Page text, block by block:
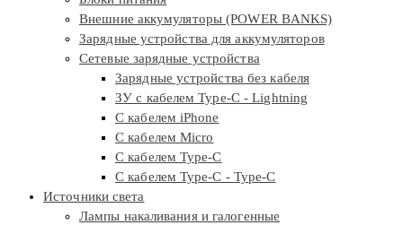
Внешние аккумуляторы (POWER BANKS)
Зарядные устройства для аккумуляторов
Сетевые зарядные устройства
Зарядные устройства без кабеля
ЗУ с кабелем Type-C - Lightning
С кабелем iPhone
С кабелем Micro
С кабелем Type-C
С кабелем Type-C - Type-C
Источники света
Лампы накаливания и галогенные